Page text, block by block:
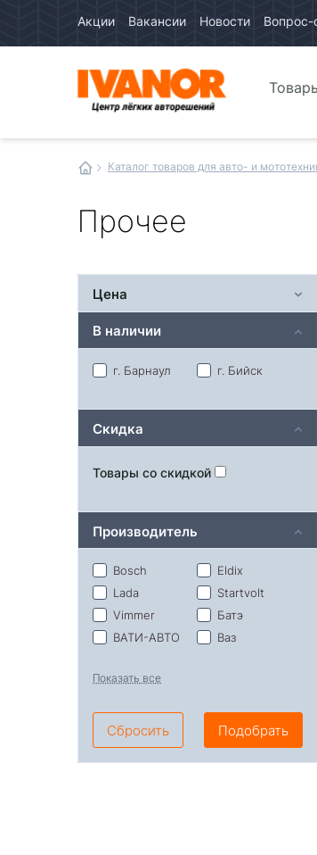
Акции Вакансии Новости Вопрос-
интернет
Каталог товаров для авто- и
Прочее
Цена
В наличии
г. Барнаул г. Бийск
Скидка
Товары со скидкой
Производитель
Bosch
Eldix
Lada
Startvolt
Vimmer
Батэ
ВАТИ-АВТО
Ваз
Катэк
Рекардо
Самара
ЭЛЕКТРОМ
китай
Показать все
Сбросить Подобрать